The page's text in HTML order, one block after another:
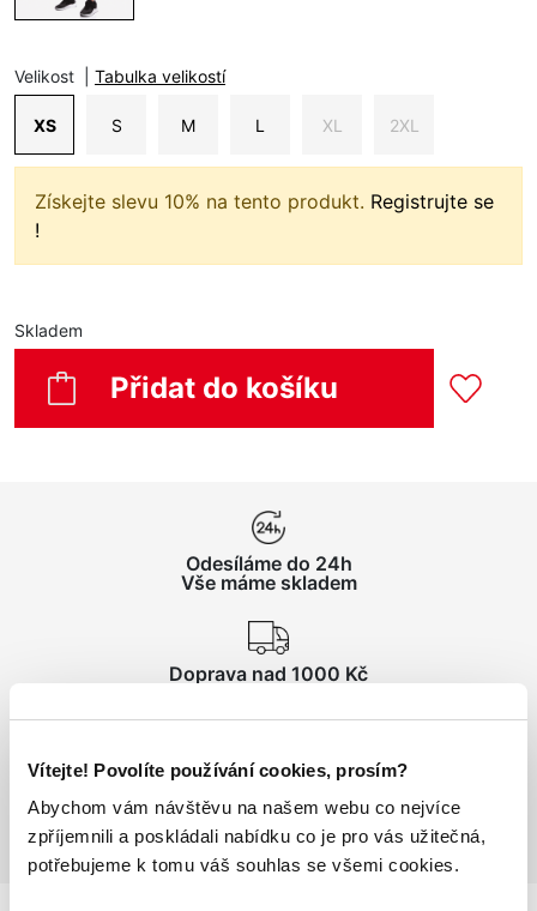
Vítejte! Povolíte používání cookies, prosím?
Abychom vám návštěvu na našem webu co nejvíce
zpříjemnili a poskládali nabídku co je pro vás užitečná,
potřebujeme k tomu váš souhlas se všemi cookies.
Velikost Tabulka velikostí
XS S M L XL 2XL
Získejte slevu 10% na tento produkt. Registrujte se
!
Skladem
Přidat do košíku
Odesíláme do 24h
Vše máme skladem
Doprava nad 1000 Kč
Vrácení zboží
do 14 dnů ZDARMA